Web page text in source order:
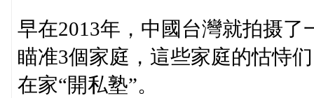
早在2013年，中國台灣就拍摄
瞄准3個家庭，這些家庭的怙恃
在家“開私塾”。